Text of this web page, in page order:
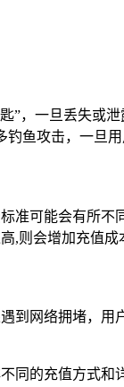
，一旦丢失或
鱼攻击，一旦
准可能会有所
,则会增加充值成
到网络拥堵，
同的充值方式